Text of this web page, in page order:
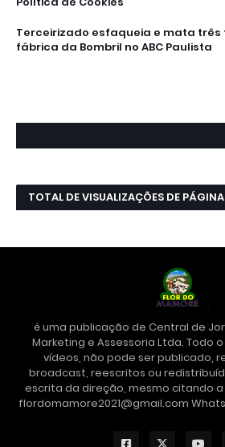
Terceirizado esfaqueia e mata três
fábrica da Bombril no ABC Paulista
TOTAL DE VISUALIZAÇÕES DE PÁGINA
é uma publicação de Central de
Marketing e Assessoria Ltda. Todo
vídeos, não pode ser publicado,
broadcast, reescritos ou
escrita da direção, mesmo citando a
flordomamore2021@gmail.com